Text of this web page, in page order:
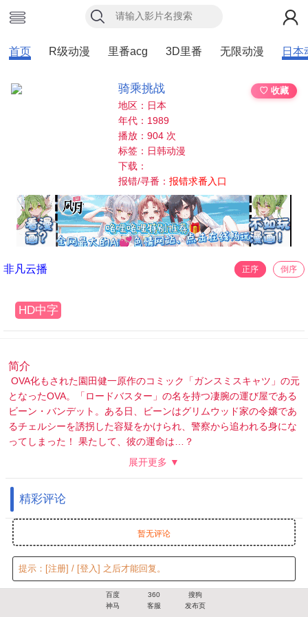
首页 R级动漫 里番acg 3D里番 无限动漫 日本
骑乘挑战
♡ 收藏
地区：日本
年代：1989
播放：904 次
标签：日韩动漫
下载：
报错/寻番：报错求番入口
非凡云播 正序 倒序
HD中字
简介
OVA化もされた園田健一原作のコミック「ガンスミスキャツ」の元
となったOVA。「ロードバスター」の名を持つ凄腕の運び屋である
ビーン・バンデット。ある日、ビーンはグリムウッド家の令嬢であ
るチェルシーを誘拐した容疑をかけられ、警察から追われる身にな
ってしまった！ 果たして、彼の運命は…？
展开更多 ▼
精彩评论
暂无评论
提示： [注册] / [登入] 之后才能回复。
百度 360
搜狗
神马
客服 发布页